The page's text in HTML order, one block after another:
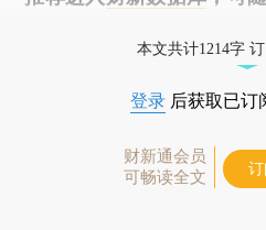
本文共计1214字
登录 后获取已订
财新通会员
可畅读全文